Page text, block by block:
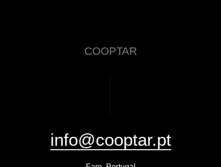
COOPTAR
info@cooptar.pt